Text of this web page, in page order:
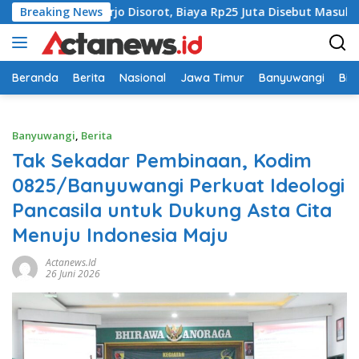
Langsung
ke
konten
Breaking News
Sidoarjo Disorot, Biaya Rp25 Juta Disebut Masuk Rekening
Beranda Berita Nasional Jawa Timur Banyuwangi
Banyuwangi, Berita
Tak Sekadar Pembinaan, Kodim
0825/Banyuwangi Perkuat Ideologi
Pancasila untuk Dukung Asta Cita
Menuju Indonesia Maju
Actanews.id
26 Juni 2026